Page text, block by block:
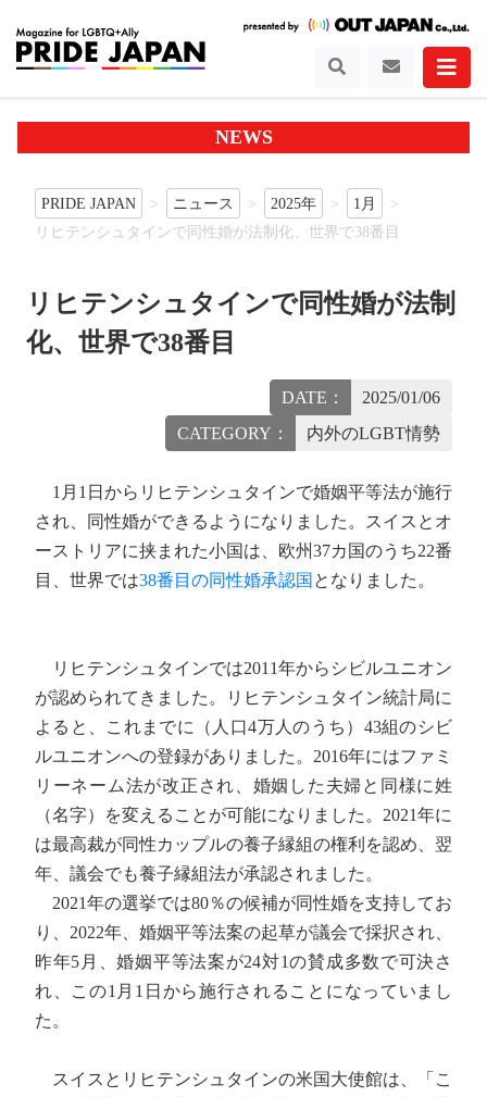
NEWS
PRIDE JAPAN ニュース 2025年
1月
リヒテンシュタインで同性婚が法制化、世界で38番目
リヒテンシュタインで同性婚が法制
化、世界で38番目
DATE：
2025/01/06
CATEGORY：
内外のLGBT情勢
1月1日からリヒテンシュタインで婚姻平等法が施行
され、同性婚ができるようになりました。スイスとオ
ーストリアに挟まれた小国は、欧州37カ国のうち22番
目、世界では38番目の同性婚承認国 となりました。
リヒテンシュタインでは2011年からシビルユニオン
が認められてきました。リヒテンシュタイン統計局に
よると、これまでに（人口4万人のうち）43組のシビ
ルユニオンへの登録がありました。2016年にはファミ
リーネーム法が改正され、婚姻した夫婦と同様に姓
（名字）を変えることが可能になりました。2021年に
は最高裁が同性カップルの養子縁組の権利を認め、翌
年、議会でも養子縁組法が承認されました。
2021年の選挙では80％の候補が同性婚を支持してお
り、2022年、婚姻平等法案の起草が議会で採択され、
昨年5月、婚姻平等法案が24対1の賛成多数で可決さ
れ、この1月1日から施行されることになっていまし
た。
スイスとリヒテンシュタインの米国大使館は、「こ